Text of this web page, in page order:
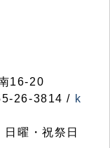
16-20
26-3814 / k
曜・祝祭日